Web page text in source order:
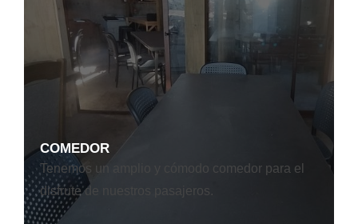
COMEDOR
Tenemos un amplio y cómodo comedor para el
disfrute de nuestros pasajeros.